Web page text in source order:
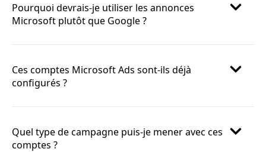
Pourquoi devrais-je utiliser les annonces
Microsoft plutôt que Google ?
Ces comptes Microsoft Ads sont-ils déjà
configurés ?
Quel type de campagne puis-je mener avec ces
comptes ?